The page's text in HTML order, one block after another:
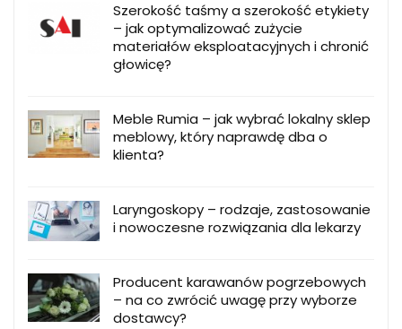
Szerokość taśmy a szerokość etykiety
– jak optymalizować zużycie
materiałów eksploatacyjnych i chronić
głowicę?
Meble Rumia – jak wybrać lokalny sklep
meblowy, który naprawdę dba o
klienta?
Laryngoskopy – rodzaje, zastosowanie
i nowoczesne rozwiązania dla lekarzy
Producent karawanów pogrzebowych
– na co zwrócić uwagę przy wyborze
dostawcy?